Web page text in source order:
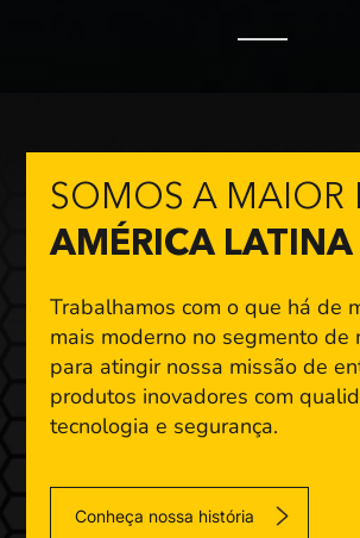
SOMOS A MAIOR
AMÉRICA LATINA
Trabalhamos com o que há de
mais moderno no segmento de
para atingir nossa missão de
produtos inovadores com
tecnologia e segurança.
Conheça nossa história